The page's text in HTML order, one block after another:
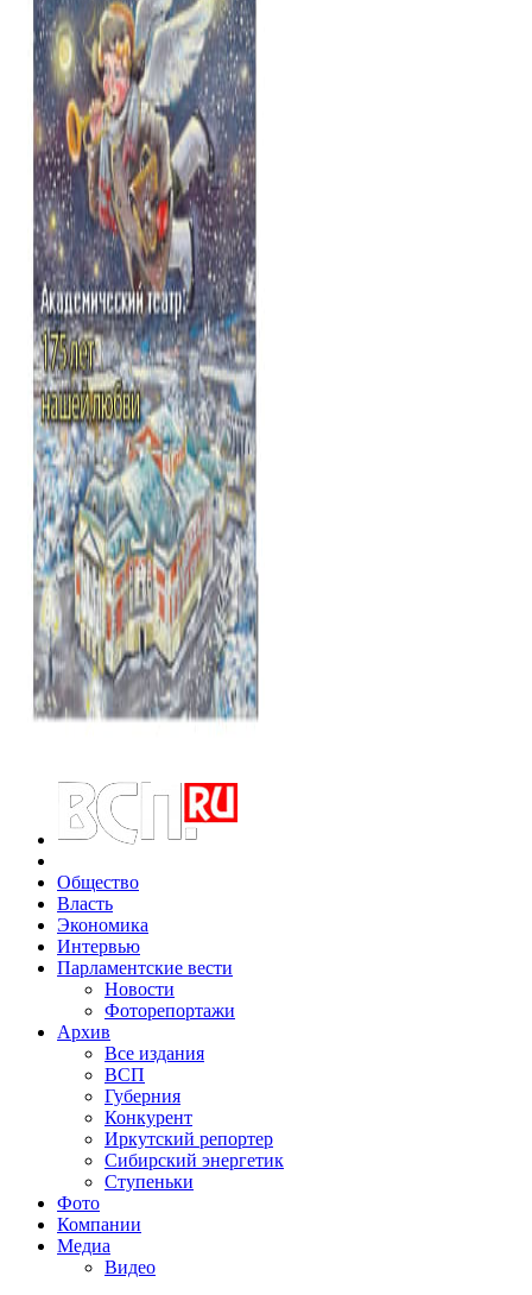
Общество
Власть
Экономика
Интервью
Парламентские вести
Новости
Фоторепортажи
Архив
Все издания
ВСП
Губерния
Конкурент
Иркутский репортер
Сибирский энергетик
Ступеньки
Фото
Компании
Медиа
Видео